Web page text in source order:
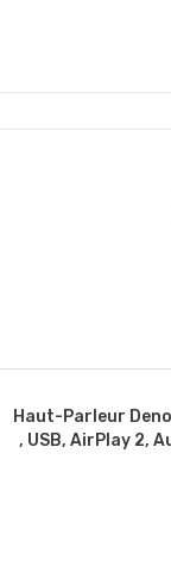
Haut-Parleur
, USB, AirPlay 2,